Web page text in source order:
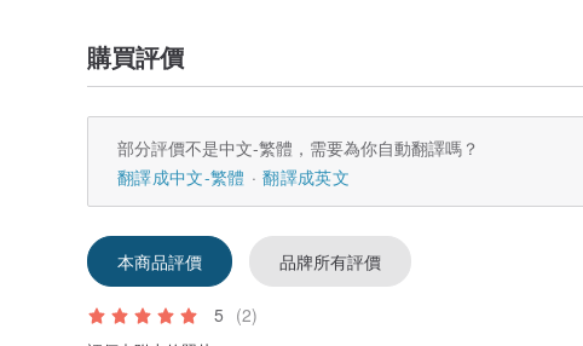
購買評價
部分評價不是中文-繁體，需要為你自動翻譯嗎？
翻譯成中文-繁體
翻譯成英文
本商品評價 品牌所有評價
5 (2)